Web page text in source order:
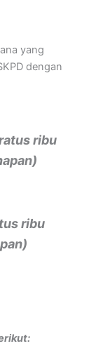
yang
dengan
ribu
ribu